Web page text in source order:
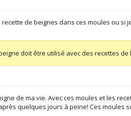
de beignes dans ces moules ou
doit être utilisé avec des recettes
de ma vie. Avec ces moules et les
quelques jours à peine! Ces moules